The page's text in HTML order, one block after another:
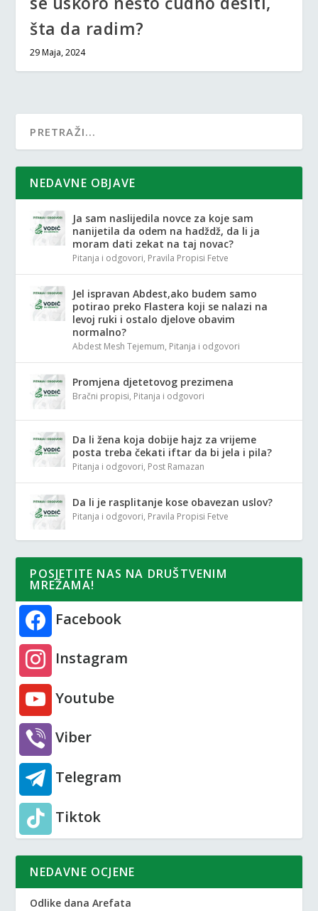
šta da radim?
29 Maja, 2024
NEDAVNE OBJAVE
Ja sam naslijedila novce za koje sam
nanijetila da odem na hadždž, da li ja
moram dati zekat na taj novac?
Pitanja i odgovori, Pravila Propisi Fetve
Jel ispravan Abdest,ako budem samo
potirao preko Flastera koji se nalazi na
levoj ruki i ostalo djelove obavim
normalno?
Abdest Mesh Tejemum, Pitanja i odgovori
Promjena djetetovog prezimena
Bračni propisi, Pitanja i odgovori
Da li žena koja dobije hajz za vrijeme
posta treba čekati iftar da bi jela i pila?
Pitanja i odgovori, Post Ramazan
Da li je rasplitanje kose obavezan uslov?
Pitanja i odgovori, Pravila Propisi Fetve
POSJETITE NAS NA DRUŠTVENIM
MREŽAMA!
Facebook
Instagram
Youtube
Viber
Telegram
Tiktok
NEDAVNE OCJENE
Odlike dana Arefata